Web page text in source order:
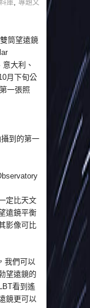
庫, 專題文
筒望遠鏡
大利、
月下旬公
一張照
到的第一
定比天文
遠鏡平衡
影像可比
我們可以
望遠鏡的
看到遙
鏡更可以